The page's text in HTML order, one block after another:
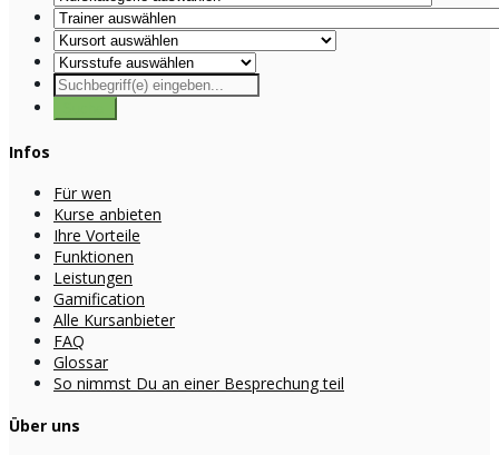
Infos
Für wen
Kurse anbieten
Ihre Vorteile
Funktionen
Leistungen
Gamification
Alle Kursanbieter
FAQ
Glossar
So nimmst Du an einer Besprechung teil
Über uns